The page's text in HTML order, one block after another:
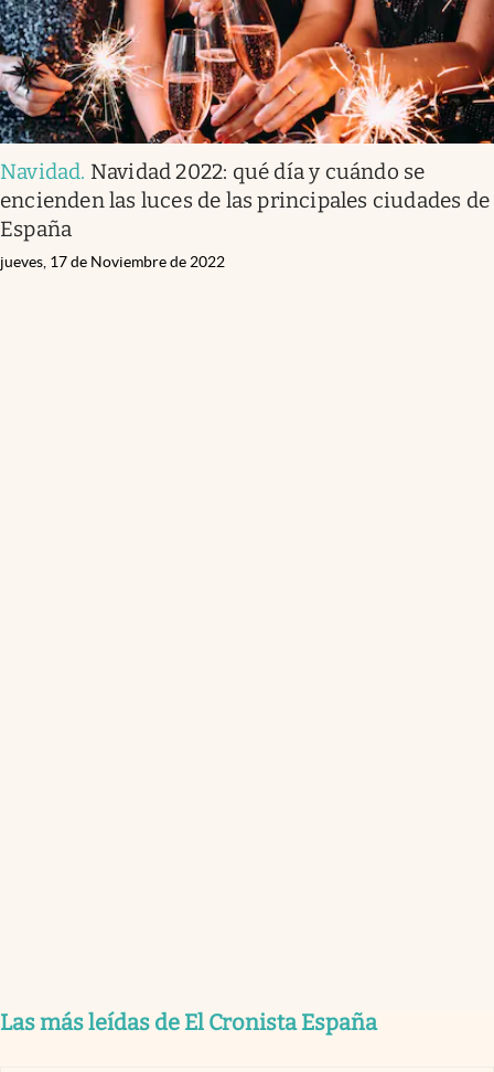
Navidad. Navidad 2022: qué día y cuándo se
encienden las luces de las principales ciudades de
España
jueves, 17 de Noviembre de 2022
Las más leídas de El Cronista España